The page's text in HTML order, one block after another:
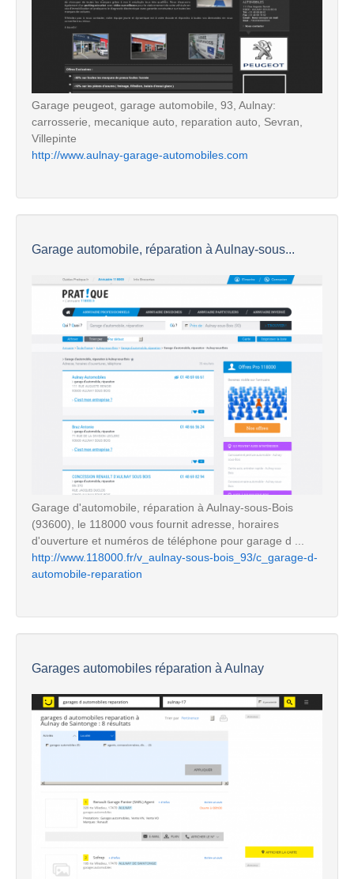
Garage peugeot, garage automobile, 93, Aulnay:
carrosserie, mecanique auto, reparation auto, Sevran,
Villepinte
http://www.aulnay-garage-automobiles.com
Garage automobile, réparation à Aulnay-sous...
Garage d'automobile, réparation à Aulnay-sous-Bois
(93600), le 118000 vous fournit adresse, horaires
d'ouverture et numéros de téléphone pour garage d ...
http://www.118000.fr/v_aulnay-sous-bois_93/c_garage-d-
automobile-reparation
Garages automobiles réparation à Aulnay